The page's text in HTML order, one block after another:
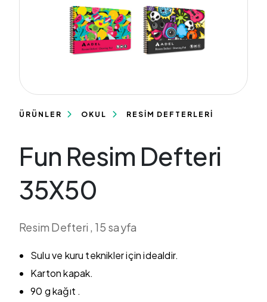
ÜRÜNLER OKUL RESİM DEFTERLERİ
Fun Resim Defteri
35X50
Resim Defteri , 15 sayfa
Sulu ve kuru teknikler için idealdir.
Karton kapak.
90 g kağıt .